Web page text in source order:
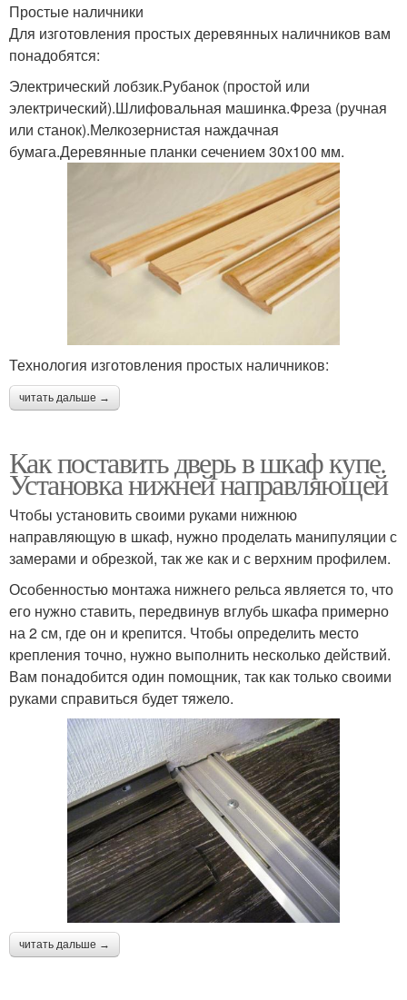
Простые наличники
Для изготовления простых деревянных наличников вам
понадобятся:
Электрический лобзик.Рубанок (простой или
электрический).Шлифовальная машинка.Фреза (ручная
или станок).Мелкозернистая наждачная
бумага.Деревянные планки сечением 30х100 мм.
Технология изготовления простых наличников:
читать дальше →
Как поставить дверь в шкаф купе.
Установка нижней направляющей
Чтобы установить своими руками нижнюю
направляющую в шкаф, нужно проделать манипуляции с
замерами и обрезкой, так же как и с верхним профилем.
Особенностью монтажа нижнего рельса является то, что
его нужно ставить, передвинув вглубь шкафа примерно
на 2 см, где он и крепится. Чтобы определить место
крепления точно, нужно выполнить несколько действий.
Вам понадобится один помощник, так как только своими
руками справиться будет тяжело.
читать дальше →